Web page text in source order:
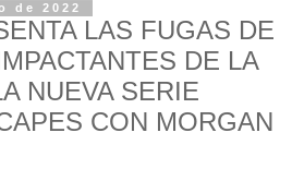
de 2022
LAS FUGAS DE
DE LA
NUEVA SERIE
CON MORGAN